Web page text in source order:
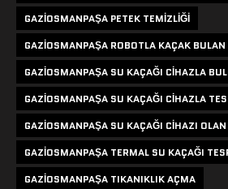
GAZIOSMANPAŞA PETEK TEMIZLIĞI
GAZIOSMANPAŞA ROBOTLA KAÇAK BULAN
GAZIOSMANPAŞA SU KAÇAĞI CIHAZLA
GAZIOSMANPAŞA SU KAÇAĞI CIHAZLA
GAZIOSMANPAŞA SU KAÇAĞI CIHAZI
GAZIOSMANPAŞA TERMAL SU KAÇAĞI
GAZIOSMANPAŞA TIKANIKLIK AÇMA